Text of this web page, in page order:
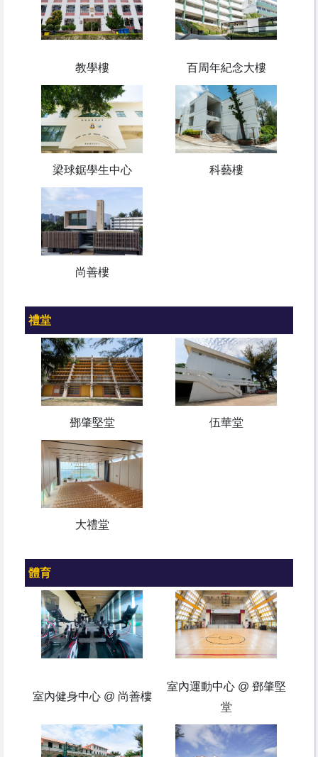
教學樓 百周年紀念大樓
梁球鋸學生中心 科藝樓
尚善樓
禮堂
鄧肇堅堂 伍華堂
大禮堂
體育
室內健身中心 @ 尚善樓
室內運動中心 @ 鄧肇堅
堂